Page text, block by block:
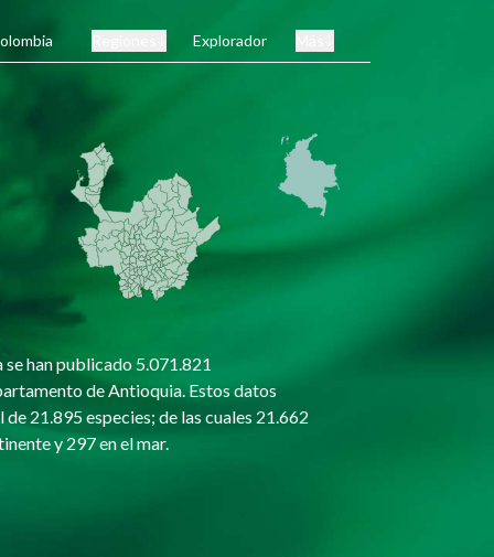
Explorador
han publicado 5.071.821
de Antioquia. Estos datos
21.895 especies; de las cuales 21.662
y 297 en el mar.